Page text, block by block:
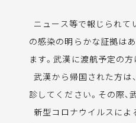
ニュース等で報じられて
の感染の明らかな証拠は
ます。武漢に渡航予定の
武漢から帰国された方は
診してください。その際
新型コロナウイルスによ